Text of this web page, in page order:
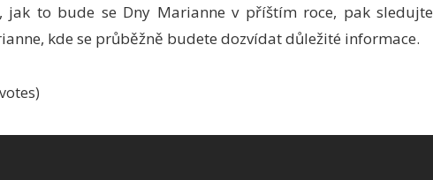
jak to bude se Dny Marianne v příštím roce, pak sledujte
kde se průběžně budete dozvídat důležité informace.